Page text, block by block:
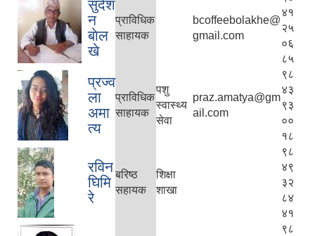
सुर्दश
न
बाेल
खे
प्राविधिक
साहायक
bcoffeebolakhe@
gmail.com
४१
२५
०६
८५
प्रज्व
ला
अमा
त्य
प्राविधिक
साहायक
पशु
स्वास्थ्य
सेवा
praz.amatya@gm
ail.com
९८
४३
९३
००
१८
रविन
घिमि
रे
बरिष्ठ
सहायक
शिक्षा
शाखा
९८
४९
३२
८४
४१
९८